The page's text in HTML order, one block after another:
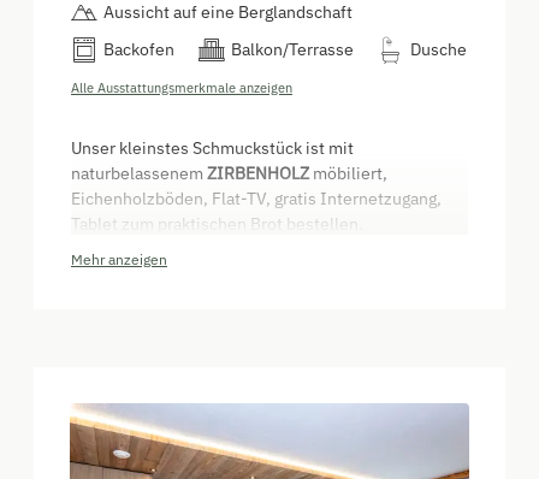
Aussicht auf eine Berglandschaft
Backofen
Balkon/Terrasse Dusche
Alle Ausstattungsmerkmale anzeigen
Unser kleinstes Schmuckstück ist mit
naturbelassenem ZIRBENHOLZ möbiliert,
Eichenholzböden, Flat-TV, gratis Internetzugang,
Tablet zum praktischen Brot bestellen.
Vollausgestattete Küche mit
Geschirrspüler,Kaffeepadmaschine, Soderstream.
Mehr anzeigen